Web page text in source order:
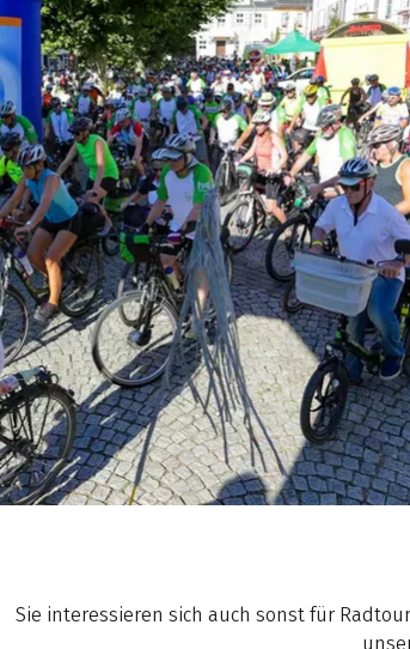
Sie interessieren sich auch sonst für